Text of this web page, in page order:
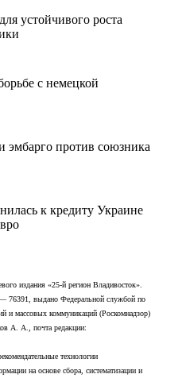
устойчивого роста
с немецкой
эмбарго против союзника
к кредиту Украине
издания «25-й регион Владивосток».
выдано Федеральной службой по
и массовых коммуникаций (Роскомнадзор)
А. А., почта редакции:
технологии
на основе сбора, систематизации и